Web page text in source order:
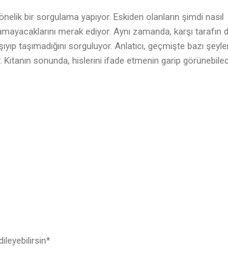
bir sorgulama yapıyor. Eskiden olanların şimdi nasıl
merak ediyor. Aynı zamanda, karşı tarafın
taşımadığını sorguluyor. Anlatıcı, geçmişte bazı
Kıtanın sonunda, hislerini ifade etmenin garip